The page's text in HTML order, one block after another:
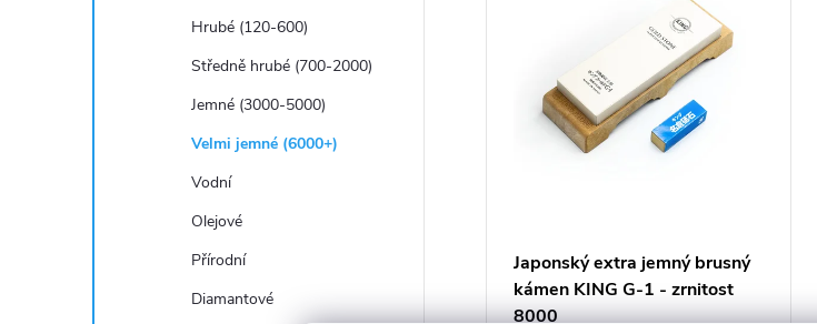
Hrubé (120-600)
Středně hrubé (700-2000)
Jemné (3000-5000)
Velmi jemné (6000+)
Vodní
Olejové
Přírodní
Diamantové
d
Japonský extra jemný brusný
kámen KING G-1 - zrnitost
8000